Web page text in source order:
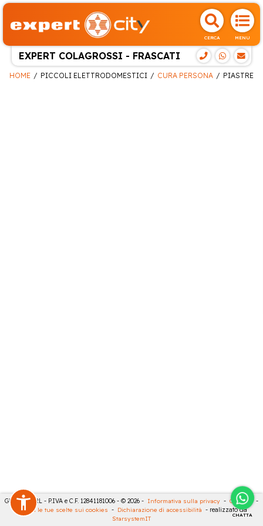
CERCA MENU
EXPERT COLAGROSSI - FRASCATI
CHATTA
HOME PICCOLI ELETTRODOMESTICI CURA PERSONA PIASTRE
GECO 14 SRL - P.IVA e C.F. 12841181006 - © 2026 - Informativa sulla privacy - Cookies
-
Rivedi le tue scelte sui cookies - Dichiarazione di accessibilità - realizzato da
StarsystemIT